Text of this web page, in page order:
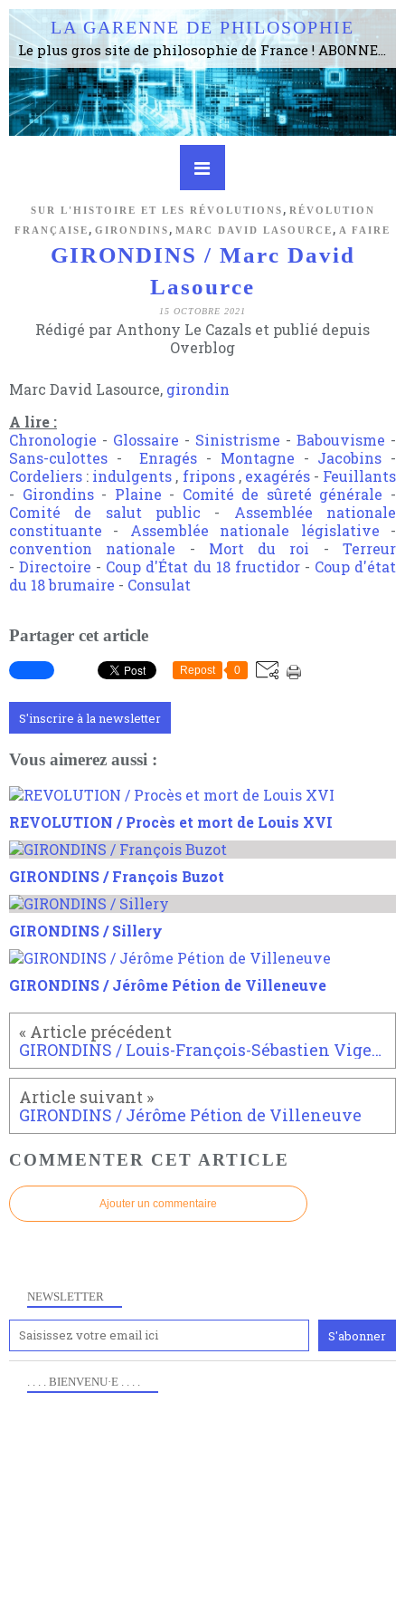
LA GARENNE DE PHILOSOPHIE
Le plus gros site de philosophie de France ! ABONNEZ-VOUS ! 4115 Articles, 1634 abonné·e·s, depuis 2006 . . . . . . . . 2 852 214 pages vues jusqu'à présent. Prestance et être apte à un plus grand nombre de choses.
SUR L'HISTOIRE ET LES RÉVOLUTIONS , RÉVOLUTION
FRANÇAISE , GIRONDINS , MARC DAVID LASOURCE , A FAIRE
GIRONDINS / Marc David
Lasource
15 OCTOBRE 2021
Rédigé par Anthony Le Cazals et publié depuis
Overblog
Marc David Lasource, girondin
A lire :
Chronologie - Glossaire - Sinistrisme - Babouvisme -
Sans-culottes -Enragés - Montagne - Jacobins -
Cordeliers : indulgents , fripons, exagérés- Feuillants
- Girondins- Plaine - Comité de sûreté générale -
Comité de salut public - Assemblée nationale
constituante - Assemblée nationale législative -
convention nationale - Mort du roi -Terreur
-Directoire - Coup d'État du 18 fructidor- Coup d'état
du 18 brumaire - Consulat
Partager cet article
Repost 0
S'inscrire à la newsletter
Vous aimerez aussi :
REVOLUTION / Procès et mort de Louis XVI
GIRONDINS / François Buzot
GIRONDINS / Sillery
GIRONDINS / Jérôme Pétion de Villeneuve
GIRONDINS / Louis-François-Sébastien Viger ou Vigée
GIRONDINS / Jérôme Pétion de Villeneuve
COMMENTER CET ARTICLE
Ajouter un commentaire
NEWSLETTER
. . . . BIENVENU·E . . . .